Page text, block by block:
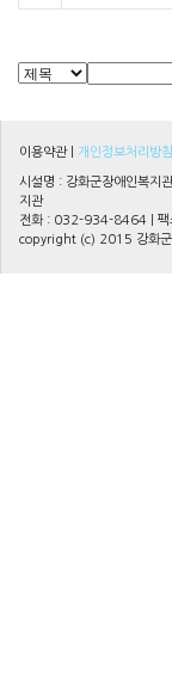
이용약관| 개인정보처리방침
시설명 : 강화군장애인복지
지관
전화 : 032-934-8464 |
copyright (c) 2015 강화